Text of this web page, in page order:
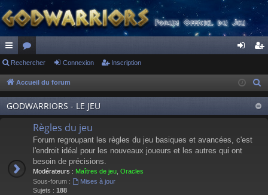
ac
co
ur
ci
or
u
m
s
ne
xi
on
cri
pti
on
Rechercher Connexion Inscription
Accueil du forum
GODWARRIORS - LE JEU
Règles du jeu
Forum regroupant les règles du jeu basiques et avancées, c'est
l'endroit idéal pour les nouveaux joueurs et les autres qui ont
besoin de précisions.
Modérateurs : Maîtres de jeu Oracles
Sous-forum :
Mises à jour
Sujets : 188